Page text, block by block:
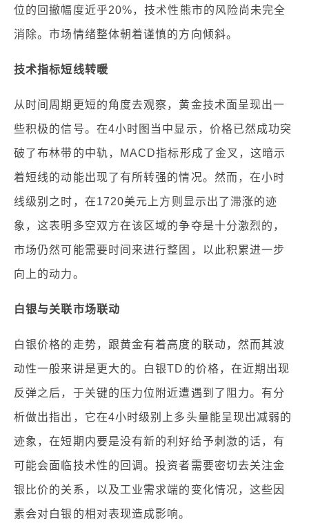
位的回撤幅度近乎20%，技术性熊市的风险尚未完全
消除。市场情绪整体朝着谨慎的方向倾斜。
技术指标短线转暖
从时间周期更短的角度去观察，黄金技术面呈现出一
些积极的信号。在4小时图当中显示，价格已然成功突
破了布林带的中轨，MACD指标形成了金叉，这暗示
着短线的动能出现了有所转强的情况。然而，在小时
线级别之时，在1720美元上方则显示出了滞涨的迹
象，这表明多空双方在该区域的争夺是十分激烈的，
市场仍然可能需要时间来进行整固，以此积累进一步
向上的动力。
白银与关联市场联动
白银价格的走势，跟黄金有着高度的联动，然而其波
动性一般来讲是更大的。白银TD的价格，在近期出现
反弹之后，于关键的压力位附近遭遇到了阻力。有分
析做出指出，它在4小时级别上多头量能呈现出减弱的
迹象，在短期内要是没有新的利好给予刺激的话，有
可能会面临技术性的回调。投资者需要密切去关注金
银比价的关系，以及工业需求端的变化情况，这些因
素会对白银的相对表现造成影响。